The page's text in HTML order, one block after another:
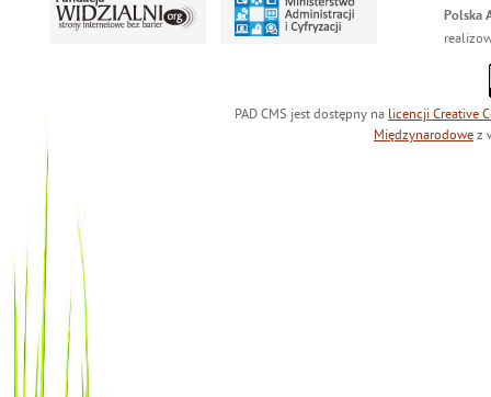
Polska
PAD CMS jest dostępny na licencji Creative
Międzynarodowe z